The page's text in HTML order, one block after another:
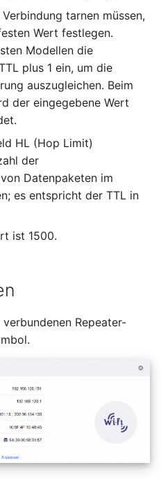
tarnen müssen,
Wert festlegen.
Modellen die
plus 1 ein, um die
auszugleichen. Beim
der eingegebene Wert
HL (Hop Limit)
der
Datenpaketen im
es entspricht der TTL in
ist 1500.
Repeater-